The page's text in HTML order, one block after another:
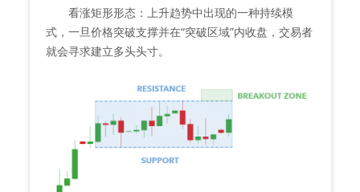
看涨矩形形态：上升趋势中出现的一种持续模
式，一旦价格突破支撑并在“突破区域”内收盘，交易者
就会寻求建立多头头寸。